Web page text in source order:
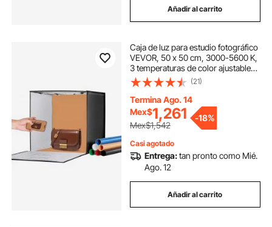
Añadir al carrito
Caja de luz para estudio fotográfico
VEVOR, 50 x 50 cm, 3000-5600 K,
3 temperaturas de color ajustables,
kit de carpa para fotografía con 160
LED, 6 fondos, adaptador de
corriente, tela suave, alto CRI ≥ 95
para fotografía de productos.
(21)
Termina Ago. 14
Mex$1,261
Mex$1,542
-18%
Casi agotado
Entrega:tan pronto como Mié.
Ago. 12
Añadir al carrito